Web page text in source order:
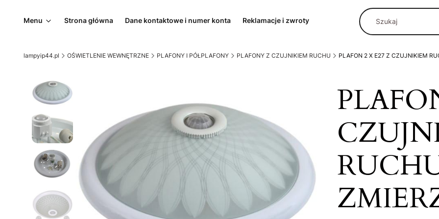
Menu Strona główna Dane kontaktowe i numer konta Reklamacje i zwroty
lampyip44.pl OŚWIETLENIE WEWNĘTRZNE PLAFONY I PÓŁPLAFONY PLAFONY Z CZUJNIKIEM RUCHU PLAFON 2 X E27 Z CZUJNIKIEM